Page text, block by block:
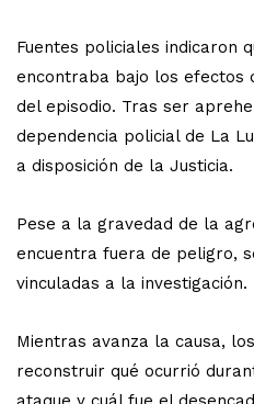
Fuentes policiales indicaron
encontraba bajo los efectos
del episodio. Tras ser
dependencia policial de La
a disposición de la Justicia.
Pese a la gravedad de la
encuentra fuera de peligro,
vinculadas a la investigación.
Mientras avanza la causa,
reconstruir qué ocurrió